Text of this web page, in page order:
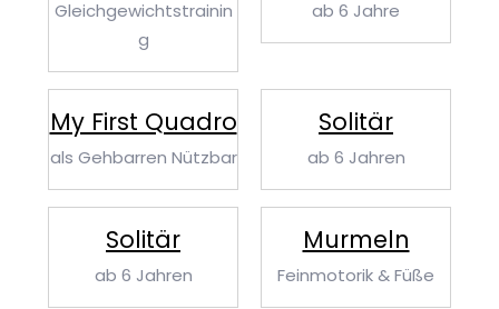
Gleichgewichtstrainin
g
ab 6 Jahre
My First Quadro
als Gehbarren Nützbar
Solitär
ab 6 Jahren
Solitär
ab 6 Jahren
Murmeln
Feinmotorik & Füße